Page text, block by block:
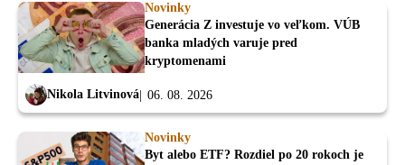
Novinky
Generácia Z investuje vo veľkom. VÚB
banka mladých varuje pred
kryptomenami
Nikola Litvinová 06. 08. 2026
Novinky
Byt alebo ETF? Rozdiel po 20 rokoch je